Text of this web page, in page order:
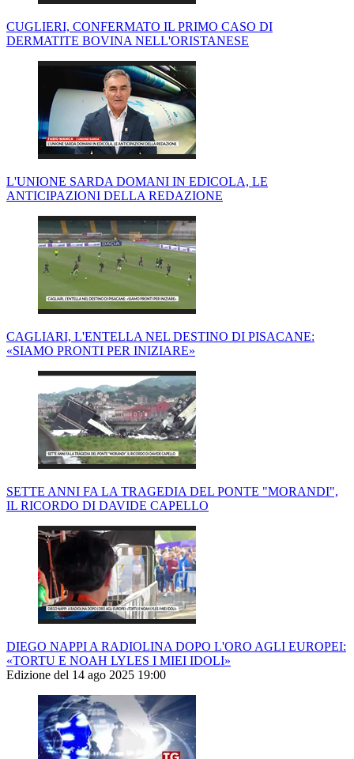
CUGLIERI, CONFERMATO IL PRIMO CASO DI
DERMATITE BOVINA NELL'ORISTANESE
L'UNIONE SARDA DOMANI IN EDICOLA, LE
ANTICIPAZIONI DELLA REDAZIONE
CAGLIARI, L'ENTELLA NEL DESTINO DI PISACANE:
«SIAMO PRONTI PER INIZIARE»
SETTE ANNI FA LA TRAGEDIA DEL PONTE "MORANDI",
IL RICORDO DI DAVIDE CAPELLO
DIEGO NAPPI A RADIOLINA DOPO L'ORO AGLI EUROPEI:
«TORTU E NOAH LYLES I MIEI IDOLI»
Edizione del 14 ago 2025 19:00